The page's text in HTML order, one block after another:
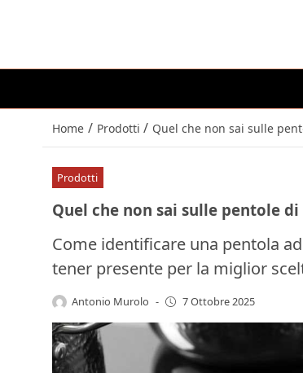
Home / Prodotti / Quel che non sai sulle
Prodotti
Quel che non sai sulle pentole
Come identificare una pentola
tener presente per la miglior
Antonio Murolo - 7 Ottobre 2025